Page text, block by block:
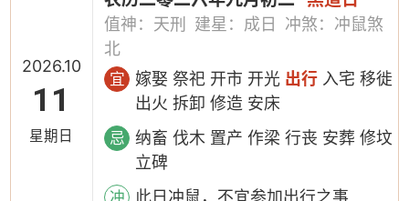
2026.10
11
星期日
值神：天刑 建星：成日
冲煞：冲鼠煞
北
宜 嫁娶 祭祀 开市 开光 出行 入宅 移徙
出火 拆卸 修造 安床
忌
纳畜 伐木 置产 作梁 行丧 安葬 修坟
立碑
冲 此日冲鼠，不宜参加出行之事